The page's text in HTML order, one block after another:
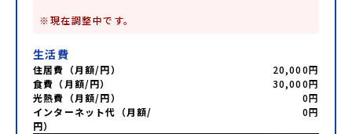
※現在調整中です。
生活費
住居費（月額/円）
20,000円
食費（月額/円）
30,000円
光熱費（月額/円）
0円
インターネット代（月額/
円）
0円